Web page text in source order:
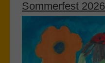
Sommerfest 2026